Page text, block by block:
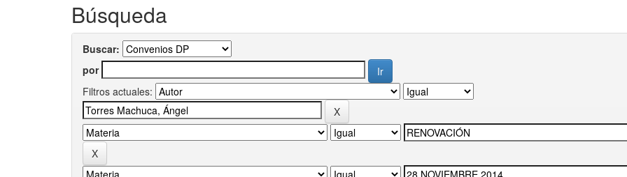
Búsqueda
Buscar:
por
Filtros actuales: